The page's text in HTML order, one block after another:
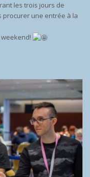
les trois jours de
une entrée à la